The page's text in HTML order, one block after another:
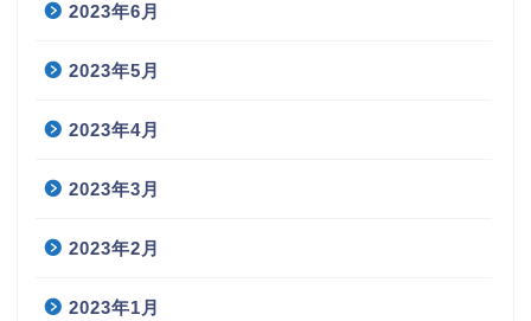
2023年6月
2023年5月
2023年4月
2023年3月
2023年2月
2023年1月